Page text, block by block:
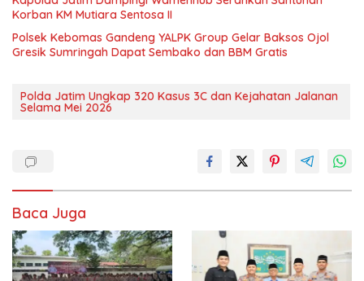
Korban KM Mutiara Sentosa II
Polsek Kebomas Gandeng YALPK Group Gelar Baksos Ojol
Gresik Sumringah Dapat Sembako dan BBM Gratis
Polda Jatim Ungkap 320 Kasus 3C dan Kejahatan Jalanan
Selama Mei 2026
Baca Juga